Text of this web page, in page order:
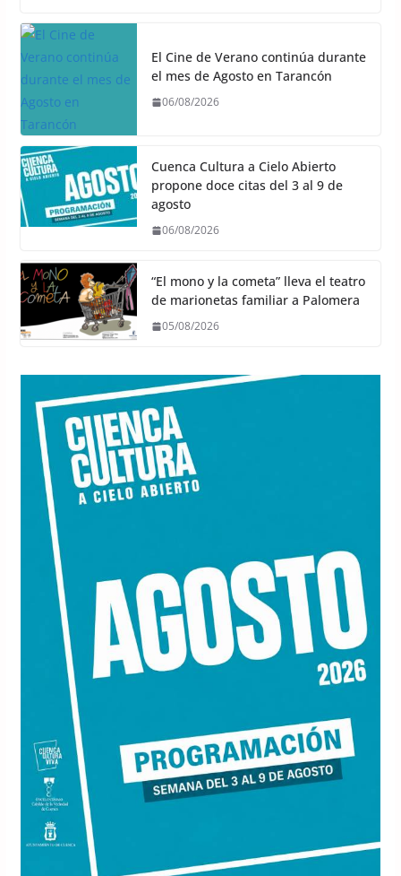
El Cine de Verano continúa durante
el mes de Agosto en Tarancón
06/08/2026
Cuenca Cultura a Cielo Abierto
propone doce citas del 3 al 9 de
agosto
06/08/2026
“El mono y la cometa” lleva el teatro
de marionetas familiar a Palomera
05/08/2026